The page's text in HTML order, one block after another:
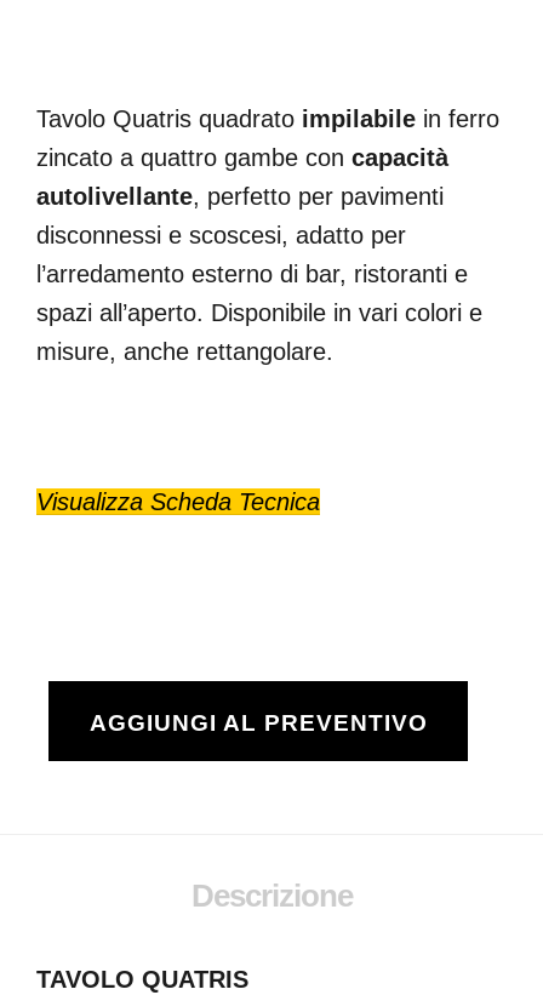
Tavolo Quatris quadrato impilabile in ferro
zincato a quattro gambe con capacità
autolivellante, perfetto per pavimenti
disconnessi e scoscesi, adatto per
l’arredamento esterno di bar, ristoranti e
spazi all’aperto. Disponibile in vari colori e
misure, anche rettangolare.
Visualizza Scheda Tecnica
AGGIUNGI AL PREVENTIVO
Descrizione
TAVOLO QUATRIS